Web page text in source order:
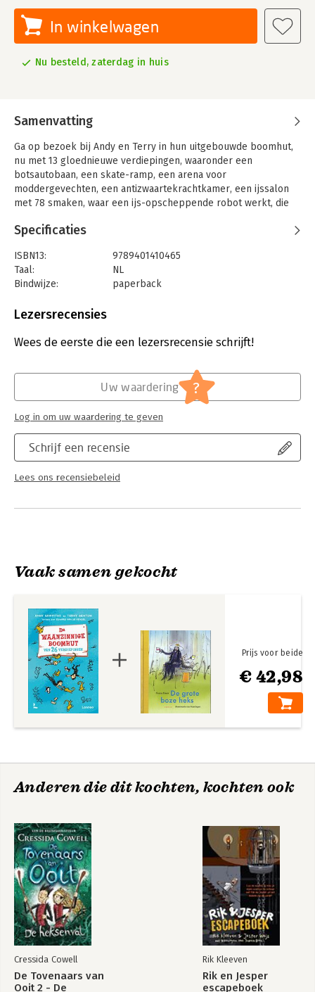
In winkelwagen
Nu besteld, zaterdag in huis
Samenvatting
Ga op bezoek bij Andy en Terry in hun uitgebouwde boomhut,
nu met 13 gloednieuwe verdiepingen, waaronder een
botsautobaan, een skate-ramp, een arena voor
moddergevechten, een antizwaartekrachtkamer, een ijssalon
met 78 smaken, waar een ijs-opscheppende robot werkt, die
ingewikkeld is dat niemand die er naar binnen is gegaan er ooit
Dus waar wacht je op? Kom naar boven! Boordevol knotsgekke
illustraties van de eerste tot de zesentwintigste verdieping
door meer dan 2 miljoen kinderen!
- NRC
De waanzinnige boomhut van 26 verdiepingen is deel 2 in de
serie De waanzinnige boomhut.
Specificaties
ISBN13:
9789401410465
Taal:
NL
Bindwijze:
paperback
Uitgever:
Verschijningsdatum:
3-6-2024
De waanzinnige boomhut
Lezersrecensies
Wees de eerste die een lezersrecensie schrijft!
Schrijf een recensie
Lees ons recensiebeleid
Uw waardering ?
Log in om uw waardering te geven
Vaak samen gekocht
€ 42,98
Prijs voor beide
Anderen die dit kochten, kochten ook
Cressida Cowell
De Tovenaars van
Ooit 2 - De
Rik Kleeven
Rik en Jesper
escapeboek